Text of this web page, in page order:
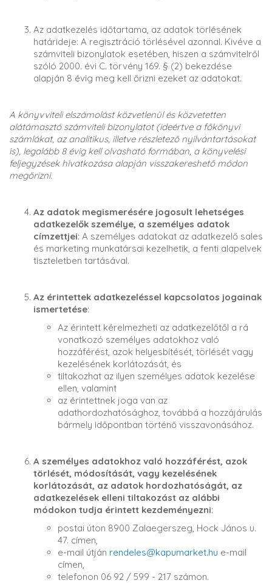
Az adatkezelés időtartama, az adatok törlésének
határideje: A regisztráció törlésével azonnal. Kivéve a
számviteli bizonylatok esetében, hiszen a számvitelről
szóló 2000. évi C. törvény 169. § (2) bekezdése
alapján 8 évig meg kell őrizni ezeket az adatokat.
A könyvviteli elszámolást közvetlenül és közvetetten
alátámasztó számviteli bizonylatot (ideértve a főkönyvi
számlákat, az analitikus, illetve részletező nyilvántartásokat
is), legalább 8 évig kell olvasható formában, a könyvelési
feljegyzések hivatkozása alapján visszakereshető módon
megőrizni.
Az adatok megismerésére jogosult lehetséges
adatkezelők személye, a személyes adatok
címzettjei: A személyes adatokat az adatkezelő sales
és marketing munkatársai kezelhetik, a fenti alapelvek
tiszteletben tartásával.
Az érintettek adatkezeléssel kapcsolatos jogainak
ismertetése:
Az érintett kérelmezheti az adatkezelőtől a rá
vonatkozó személyes adatokhoz való
hozzáférést, azok helyesbítését, törlését vagy
kezelésének korlátozását, és
tiltakozhat az ilyen személyes adatok kezelése
ellen, valamint
az érintettnek joga van az
adathordozhatósághoz, továbbá a hozzájárulás
bármely időpontban történő visszavonásához.
A személyes adatokhoz való hozzáférést, azok
törlését, módosítását, vagy kezelésének
korlátozását, az adatok hordozhatóságát, az
adatkezelések elleni tiltakozást az alábbi
módokon tudja érintett kezdeményezni:
postai úton 8900 Zalaegerszeg, Hock János u.
47. címen,
e-mail útján rendeles@kapumarket.hu e-mail
címen,
telefonon 06 92 / 599 - 217 számon.